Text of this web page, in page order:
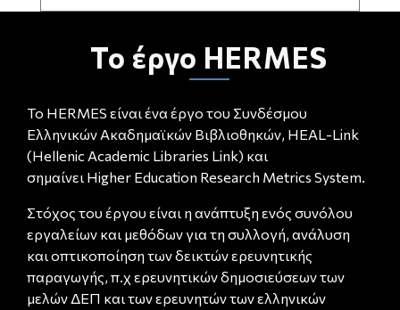
Το έργο HERMES
Το HERMES είναι ένα έργο του Συνδέσμου
Ελληνικών Ακαδημαϊκών Βιβλιοθηκών, HEAL-Link
(Hellenic Academic Libraries Link) και
σημαίνει Higher Education Research Metrics System.
Στόχος του έργου είναι η ανάπτυξη ενός συνόλου
εργαλείων και μεθόδων για τη συλλογή, ανάλυση
και οπτικοποίηση των δεικτών ερευνητικής
παραγωγής, π.χ ερευνητικών δημοσιεύσεων των
μελών ΔΕΠ και των ερευνητών των ελληνικών